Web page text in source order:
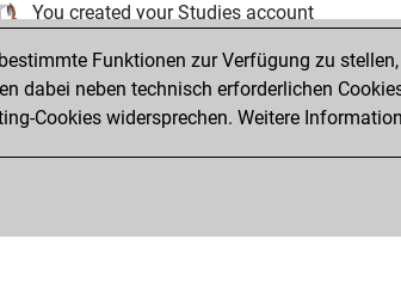
You created your Studies account
Dezember 3, 2020
You created your Fritz account
Funktionen zur Verfügung zu
dabei neben technisch erforderlichen
Cookies widersprechen. Weitere